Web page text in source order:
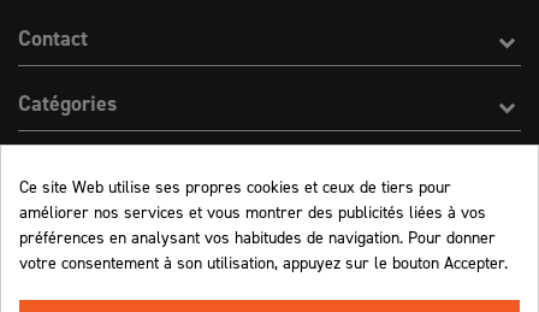
Contact
Catégories
Informations
Ce site Web utilise ses propres cookies et ceux de tiers pour
améliorer nos services et vous montrer des publicités liées à vos
préférences en analysant vos habitudes de navigation. Pour donner
votre consentement à son utilisation, appuyez sur le bouton Accepter.